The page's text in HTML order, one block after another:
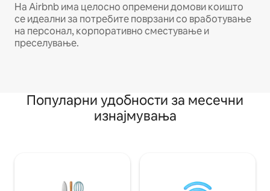
На Airbnb има целосно опремени домови коишто
се идеални за потребите поврзани со вработување
на персонал, корпоративно сместување и
преселување.
Популарни удобности за месечни
изнајмувања